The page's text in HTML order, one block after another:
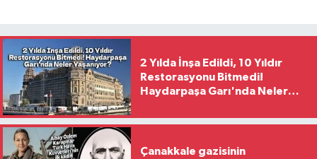
2 Yılda İnşa Edildi, 10 Yıldır
Restorasyonu Bitmedi!
Haydarpaşa Garı'nda Neler
Çanakkale gazisinin